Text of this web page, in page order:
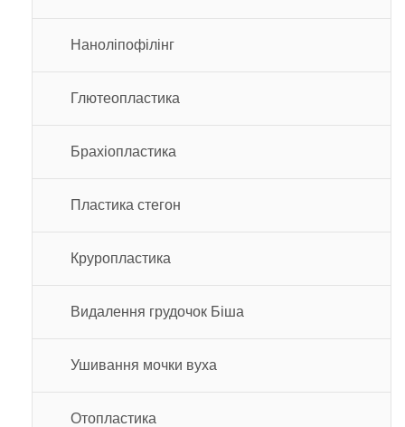
Наноліпофілінг
Глютеопластика
Брахіопластика
Пластика стегон
Круропластика
Видалення грудочок Біша
Ушивання мочки вуха
Отопластика